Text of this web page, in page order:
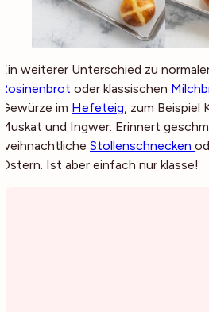
Ein weiterer Unterschied zu
Rosinenbrot oder klassischen
Gewürze im Hefeteig, zum Beispiel
Muskat und Ingwer. Erinnert
weihnachtliche Stollenschnecken
Ostern. Ist aber einfach nur klasse!